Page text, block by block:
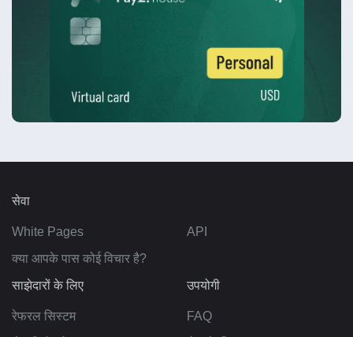
सेवा
White Pages
API
क्या आपके पास कोई विचार है?
साझेदारों के लिए
रेफरल सिस्टम
उपयोगी
FAQ